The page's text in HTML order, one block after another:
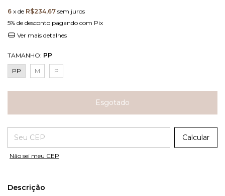
6 x de R$234,67 sem juros
5% de desconto pagando com Pix
Ver mais detalhes
TAMANHO: PP
PP M P
Entregas para o CEP:
Calcular
Não sei meu CEP
Descrição